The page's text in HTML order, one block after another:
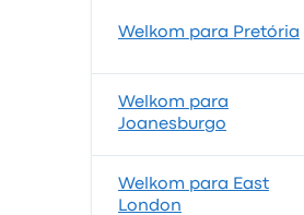
Welkom para Pretória
Welkom para
Joanesburgo
Welkom para East
London